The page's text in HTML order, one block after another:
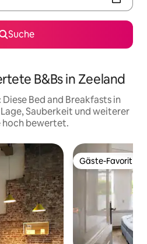
Suche
B&Bs in Zeeland
Bed and Breakfasts in
Sauberkeit und weiterer
hoch bewertet.
Gäste-Favorit
Gäste-Favorit